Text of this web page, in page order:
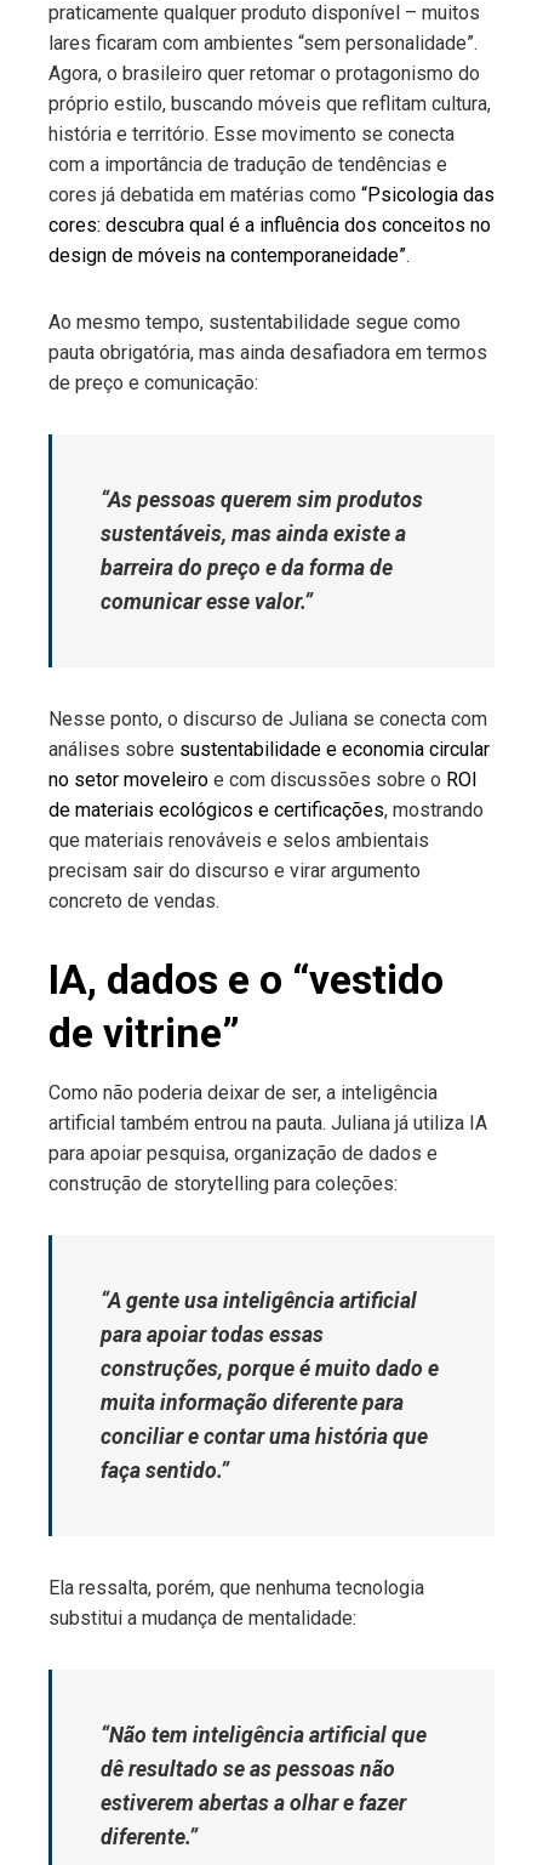
praticamente qualquer produto disponível – muitos
lares ficaram com ambientes “sem personalidade”.
Agora, o brasileiro quer retomar o protagonismo do
próprio estilo, buscando móveis que reflitam cultura,
história e território. Esse movimento se conecta
com a importância de tradução de tendências e
cores já debatida em matérias como “Psicologia das
cores: descubra qual é a influência dos conceitos no
design de móveis na contemporaneidade”.
Ao mesmo tempo, sustentabilidade segue como
pauta obrigatória, mas ainda desafiadora em termos
de preço e comunicação:
“As pessoas querem sim produtos
sustentáveis, mas ainda existe a
barreira do preço e da forma de
comunicar esse valor.”
Nesse ponto, o discurso de Juliana se conecta com
análises sobre sustentabilidade e economia circular
no setor moveleiro e com discussões sobre o ROI
de materiais ecológicos e certificações, mostrando
que materiais renováveis e selos ambientais
precisam sair do discurso e virar argumento
concreto de vendas.
IA, dados e o “vestido
de vitrine”
Como não poderia deixar de ser, a inteligência
artificial também entrou na pauta. Juliana já utiliza IA
para apoiar pesquisa, organização de dados e
construção de storytelling para coleções:
“A gente usa inteligência artificial
para apoiar todas essas
construções, porque é muito dado e
muita informação diferente para
conciliar e contar uma história que
faça sentido.”
Ela ressalta, porém, que nenhuma tecnologia
substitui a mudança de mentalidade:
“Não tem inteligência artificial que
dê resultado se as pessoas não
estiverem abertas a olhar e fazer
diferente.”